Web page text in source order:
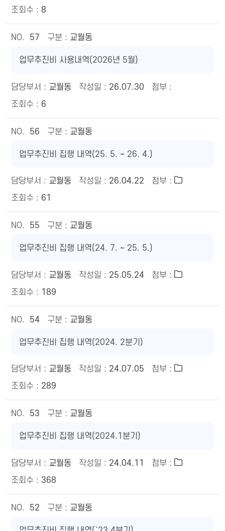
8
57 교월동
업무추진비 사용내역(2026년 5월)
교월동
26.07.30
6
56 교월동
업무추진비 집행 내역(25. 5. ~ 26. 4.)
교월동
26.04.22
61
55 교월동
업무추진비 집행 내역(24. 7. ~ 25. 5.)
교월동
25.05.24
189
54 교월동
업무추진비 집행 내역(2024. 2분기)
교월동
24.07.05
289
53 교월동
업무추진비 집행 내역(2024.1분기)
교월동
24.04.11
368
52 교월동